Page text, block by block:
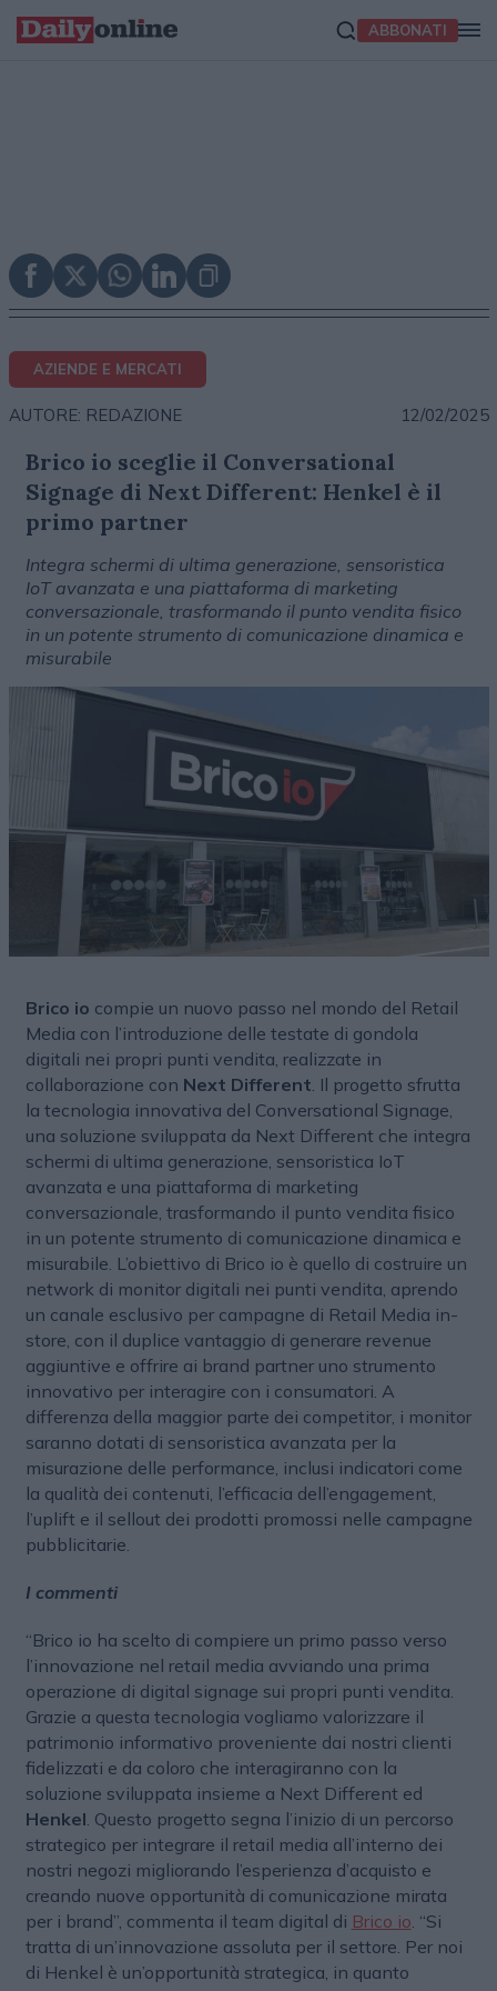
ABBONATI
AZIENDE E MERCATI
AUTORE: REDAZIONE 12/02/2025
Brico io sceglie il Conversational
Signage di Next Different: Henkel è il
primo partner
Integra schermi di ultima generazione, sensoristica
IoT avanzata e una piattaforma di marketing
conversazionale, trasformando il punto vendita fisico
in un potente strumento di comunicazione dinamica e
misurabile
Brico io compie un nuovo passo nel mondo del Retail
Media con l’introduzione delle testate di gondola
digitali nei propri punti vendita, realizzate in
collaborazione con Next Different. Il progetto sfrutta
la tecnologia innovativa del Conversational Signage,
una soluzione sviluppata da Next Different che integra
schermi di ultima generazione, sensoristica IoT
avanzata e una piattaforma di marketing
conversazionale, trasformando il punto vendita fisico
in un potente strumento di comunicazione dinamica e
misurabile. L’obiettivo di Brico io è quello di costruire un
network di monitor digitali nei punti vendita, aprendo
un canale esclusivo per campagne di Retail Media in-
store, con il duplice vantaggio di generare revenue
aggiuntive e offrire ai brand partner uno strumento
innovativo per interagire con i consumatori. A
differenza della maggior parte dei competitor, i monitor
saranno dotati di sensoristica avanzata per la
misurazione delle performance, inclusi indicatori come
la qualità dei contenuti, l’efficacia dell’engagement,
l’uplift e il sellout dei prodotti promossi nelle campagne
pubblicitarie.
I commenti
“Brico io ha scelto di compiere un primo passo verso
l’innovazione nel retail media avviando una prima
operazione di digital signage sui propri punti vendita.
Grazie a questa tecnologia vogliamo valorizzare il
patrimonio informativo proveniente dai nostri clienti
fidelizzati e da coloro che interagiranno con la
soluzione sviluppata insieme a Next Different ed
Henkel. Questo progetto segna l’inizio di un percorso
strategico per integrare il retail media all’interno dei
nostri negozi migliorando l’esperienza d’acquisto e
creando nuove opportunità di comunicazione mirata
per i brand”, commenta il team digital di Brico io. “Si
tratta di un’innovazione assoluta per il settore. Per noi
di Henkel è un’opportunità strategica, in quanto